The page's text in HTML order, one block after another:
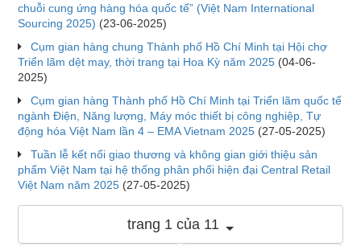
chuỗi cung ứng hàng hóa quốc tế” (Việt Nam International
Sourcing 2025) (23-06-2025)
Cụm gian hàng chung Thành phố Hồ Chí Minh tại Hội chợ
Triển lãm dệt may, thời trang tại Hoa Kỳ năm 2025 (04-06-
2025)
Cụm gian hàng Thành phố Hồ Chí Minh tại Triển lãm quốc tế
ngành Điện, Năng lượng, Máy móc thiết bị công nghiệp, Tự
động hóa Việt Nam lần 4 – EMA Vietnam 2025 (27-05-2025)
Tuần lễ kết nối giao thương và không gian giới thiệu sản
phẩm Việt Nam tại hệ thống phân phối hiện đại Central Retail
Việt Nam năm 2025 (27-05-2025)
trang 1 của 11